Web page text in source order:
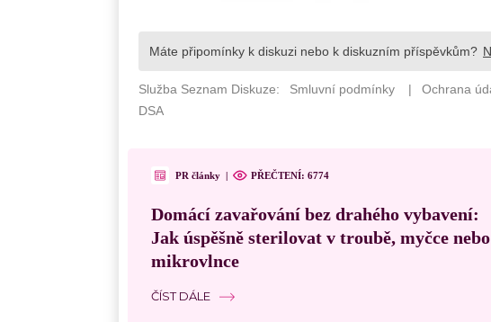
PR články | PŘEČTENÍ: 6774
Domácí zavařování bez drahého vybavení:
Jak úspěšně sterilovat v troubě, myčce nebo
mikrovlnce
ČÍST DÁLE